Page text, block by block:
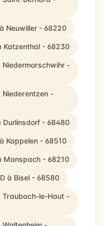
Neuwiller - 68220
Katzenthal - 68230
Niedermorschwihr -
Niederentzen -
Durlinsdorf - 68480
Kappelen - 68510
Manspach - 68210
à Bisel - 68580
Traubach-le-Haut -